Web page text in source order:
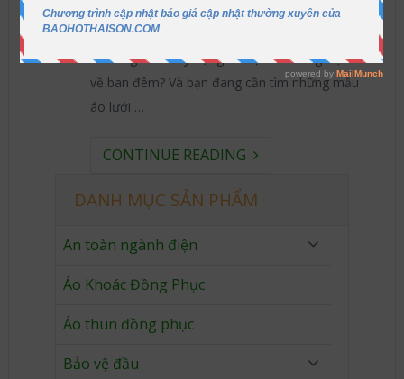
nhà quản lý có trách nhiệm, luôn đặt an toàn
của người lao động lên hàng đầu? Bạn là chủ dự
án công trình xây dựng có đặc thù công việc làm
về ban đêm? Và bạn đang cần tìm những mẫu
áo lưới …
CONTINUE READING
DANH MỤC SẢN PHẨM
An toàn ngành điện
Áo Khoác Đồng Phục
Áo thun đồng phục
Bảo vệ đầu